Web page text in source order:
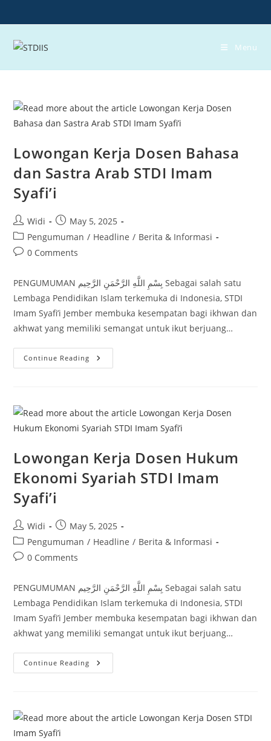
to
content
Menu
Lowongan Kerja Dosen Bahasa
dan Sastra Arab STDI Imam
Syafi’i
Post
author:
Widi
Post
published:
May 5, 2025
Post
category:
Pengumuman / Headline / Berita & Informasi
Post0 Comments
PENGUMUMAN بِسْمِ اللَّهِ الرَّحْمَنِ الرَّحِيم Sebagai salah satu
Lembaga Pendidikan Islam terkemuka di Indonesia, STDI
Imam Syafi’i Jember membuka kesempatan bagi ikhwan dan
akhwat yang memiliki semangat untuk ikut berjuang…
Continue Reading Lowongan
Kerja
Arab
STDI
Imam
Syafi’i
Lowongan Kerja Dosen Hukum
Ekonomi Syariah STDI Imam
Syafi’i
Post
author:
Widi
Post
published:
May 5, 2025
Post
category:
Pengumuman / Headline / Berita & Informasi
Post0 Comments
PENGUMUMAN بِسْمِ اللَّهِ الرَّحْمَنِ الرَّحِيم Sebagai salah satu
Lembaga Pendidikan Islam terkemuka di Indonesia, STDI
Imam Syafi’i Jember membuka kesempatan bagi ikhwan dan
akhwat yang memiliki semangat untuk ikut berjuang…
Continue Reading Lowongan
Kerja
STDI
Imam